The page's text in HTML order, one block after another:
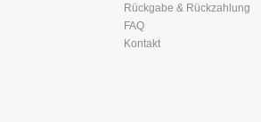
Rückgabe & Rückzahlung
FAQ
Kontakt